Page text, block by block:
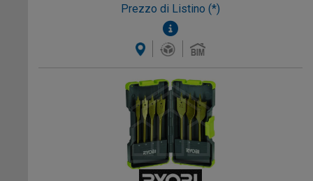
Prezzo di Listino (*)